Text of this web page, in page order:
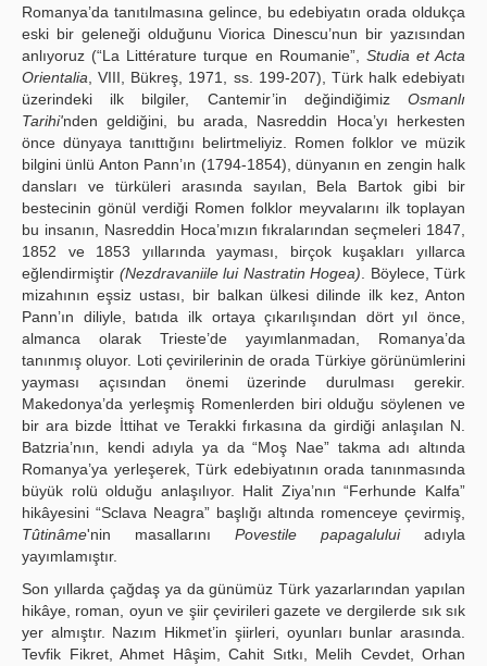
Romanya’da tanıtılmasına gelince, bu edebiyatın orada oldukça
eski bir geleneği olduğunu Viorica Dinescu’nun bir yazısından
anlıyoruz (“La Littérature turque en Roumanie”, Studia et Acta
Orientalia , VIII, Bükreş, 1971, ss. 199-207), Türk halk edebiyatı
üzerindeki ilk bilgiler, Cantemir’in değindiğimiz Osmanlı
Tarihi'nden geldiğini, bu arada, Nasreddin Hoca’yı herkesten
önce dünyaya tanıttığını belirtmeliyiz. Romen folklor ve müzik
bilgini ünlü Anton Pann’ın (1794-1854), dünyanın en zengin halk
dansları ve türküleri arasında sayılan, Bela Bartok gibi bir
bestecinin gönül verdiği Romen folklor meyvalarını ilk toplayan
bu insanın, Nasreddin Hoca’mızın fıkralarından seçmeleri 1847,
1852 ve 1853 yıllarında yayması, birçok kuşakları yıllarca
eğlendirmiştir (Nezdravaniile lui Nastratin Hogea) . Böylece, Türk
mizahının eşsiz ustası, bir balkan ülkesi dilinde ilk kez, Anton
Pann’ın diliyle, batıda ilk ortaya çıkarılışından dört yıl önce,
almanca olarak Trieste’de yayımlanmadan, Romanya’da
tanınmış oluyor. Loti çevirilerinin de orada Türkiye görünümlerini
yayması açısından önemi üzerinde durulması gerekir.
Makedonya’da yerleşmiş Romenlerden biri olduğu söylenen ve
bir ara bizde İttihat ve Terakki fırkasına da girdiği anlaşılan N.
Batzria’nın, kendi adıyla ya da “Moş Nae” takma adı altında
Romanya’ya yerleşerek, Türk edebiyatının orada tanınmasında
büyük rolü olduğu anlaşılıyor. Halit Ziya’nın “Ferhunde Kalfa”
hikâyesini “Sclava Neagra” başlığı altında romenceye çevirmiş,
Tûtinâme'nin masallarını Povestile papagaluluiadıyla
yayımlamıştır.
Son yıllarda çağdaş ya da günümüz Türk yazarlarından yapılan
hikâye, roman, oyun ve şiir çevirileri gazete ve dergilerde sık sık
yer almıştır. Nazım Hikmet’in şiirleri, oyunları bunlar arasında.
Tevfik Fikret, Ahmet Hâşim, Cahit Sıtkı, Melih Cevdet, Orhan